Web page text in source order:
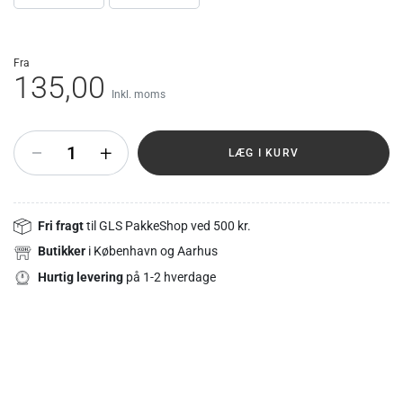
fra
135,00 Inkl. moms
+ LÆG I KURV
Fri fragttil GLS PakkeShop ved 500 kr.
Butikker i København og Aarhus
Hurtig levering på 1-2 hverdage